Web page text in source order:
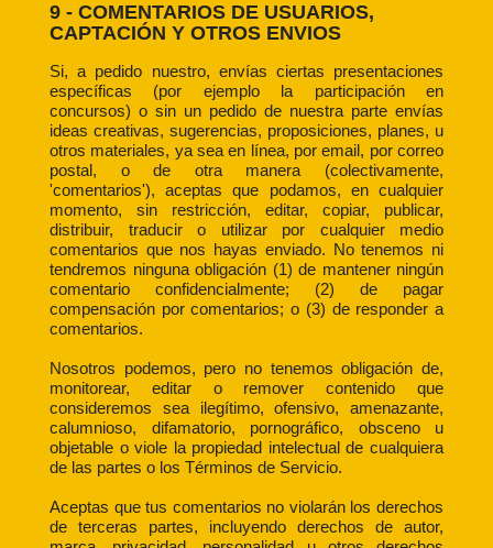
9 - COMENTARIOS DE USUARIOS,
CAPTACIÓN Y OTROS ENVIOS
Si, a pedido nuestro, envías ciertas presentaciones
específicas (por ejemplo la participación en
concursos) o sin un pedido de nuestra parte envías
ideas creativas, sugerencias, proposiciones, planes, u
otros materiales, ya sea en línea, por email, por correo
postal, o de otra manera (colectivamente,
'comentarios'), aceptas que podamos, en cualquier
momento, sin restricción, editar, copiar, publicar,
distribuir, traducir o utilizar por cualquier medio
comentarios que nos hayas enviado. No tenemos ni
tendremos ninguna obligación (1) de mantener ningún
comentario confidencialmente; (2) de pagar
compensación por comentarios; o (3) de responder a
comentarios.
Nosotros podemos, pero no tenemos obligación de,
monitorear, editar o remover contenido que
consideremos sea ilegítimo, ofensivo, amenazante,
calumnioso, difamatorio, pornográfico, obsceno u
objetable o viole la propiedad intelectual de cualquiera
de las partes o los Términos de Servicio.
Aceptas que tus comentarios no violarán los derechos
de terceras partes, incluyendo derechos de autor,